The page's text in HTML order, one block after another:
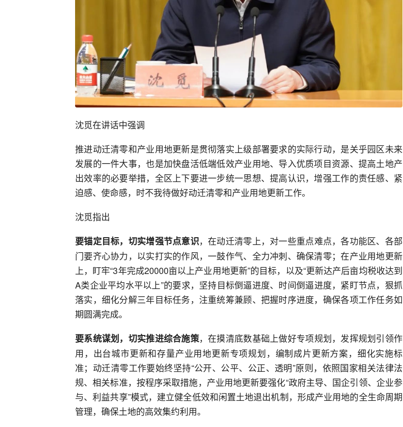
沈觅在讲话中强调
推进动迁清零和产业用地更新是贯彻落实上级部署要求的实际行动，是关乎园区未来
发展的一件大事，也是加快盘活低端低效产业用地、导入优质项目资源、提高土地产
出效率的必要举措，全区上下要进一步统一思想、提高认识，增强工作的责任感、紧
迫感、使命感，时不我待做好动迁清零和产业用地更新工作。
沈觅指出
要锚定目标，切实增强节点意识，在动迁清零上，对一些重点难点，各功能区、各部
门要齐心协力，以实打实的作风，一鼓作气、全力冲刺、确保清零；在产业用地更新
上，盯牢“3年完成20000亩以上产业用地更新”的目标，以及“更新达产后亩均税收达到
A类企业平均水平以上”的要求，坚持目标倒逼进度、时间倒逼进度，紧盯节点，狠抓
落实，细化分解三年目标任务，注重统筹兼顾、把握时序进度，确保各项工作任务如
期圆满完成。
要系统谋划，切实推进综合施策，在摸清底数基础上做好专项规划，发挥规划引领作
用，出台城市更新和存量产业用地更新专项规划，编制成片更新方案，细化实施标
准；动迁清零工作要始终坚持“公开、公平、公正、透明”原则，依照国家相关法律法
规、相关标准，按程序采取措施，产业用地更新要强化“政府主导、国企引领、企业参
与、利益共享”模式，建立健全低效和闲置土地退出机制，形成产业用地的全生命周期
管理，确保土地的高效集约利用。